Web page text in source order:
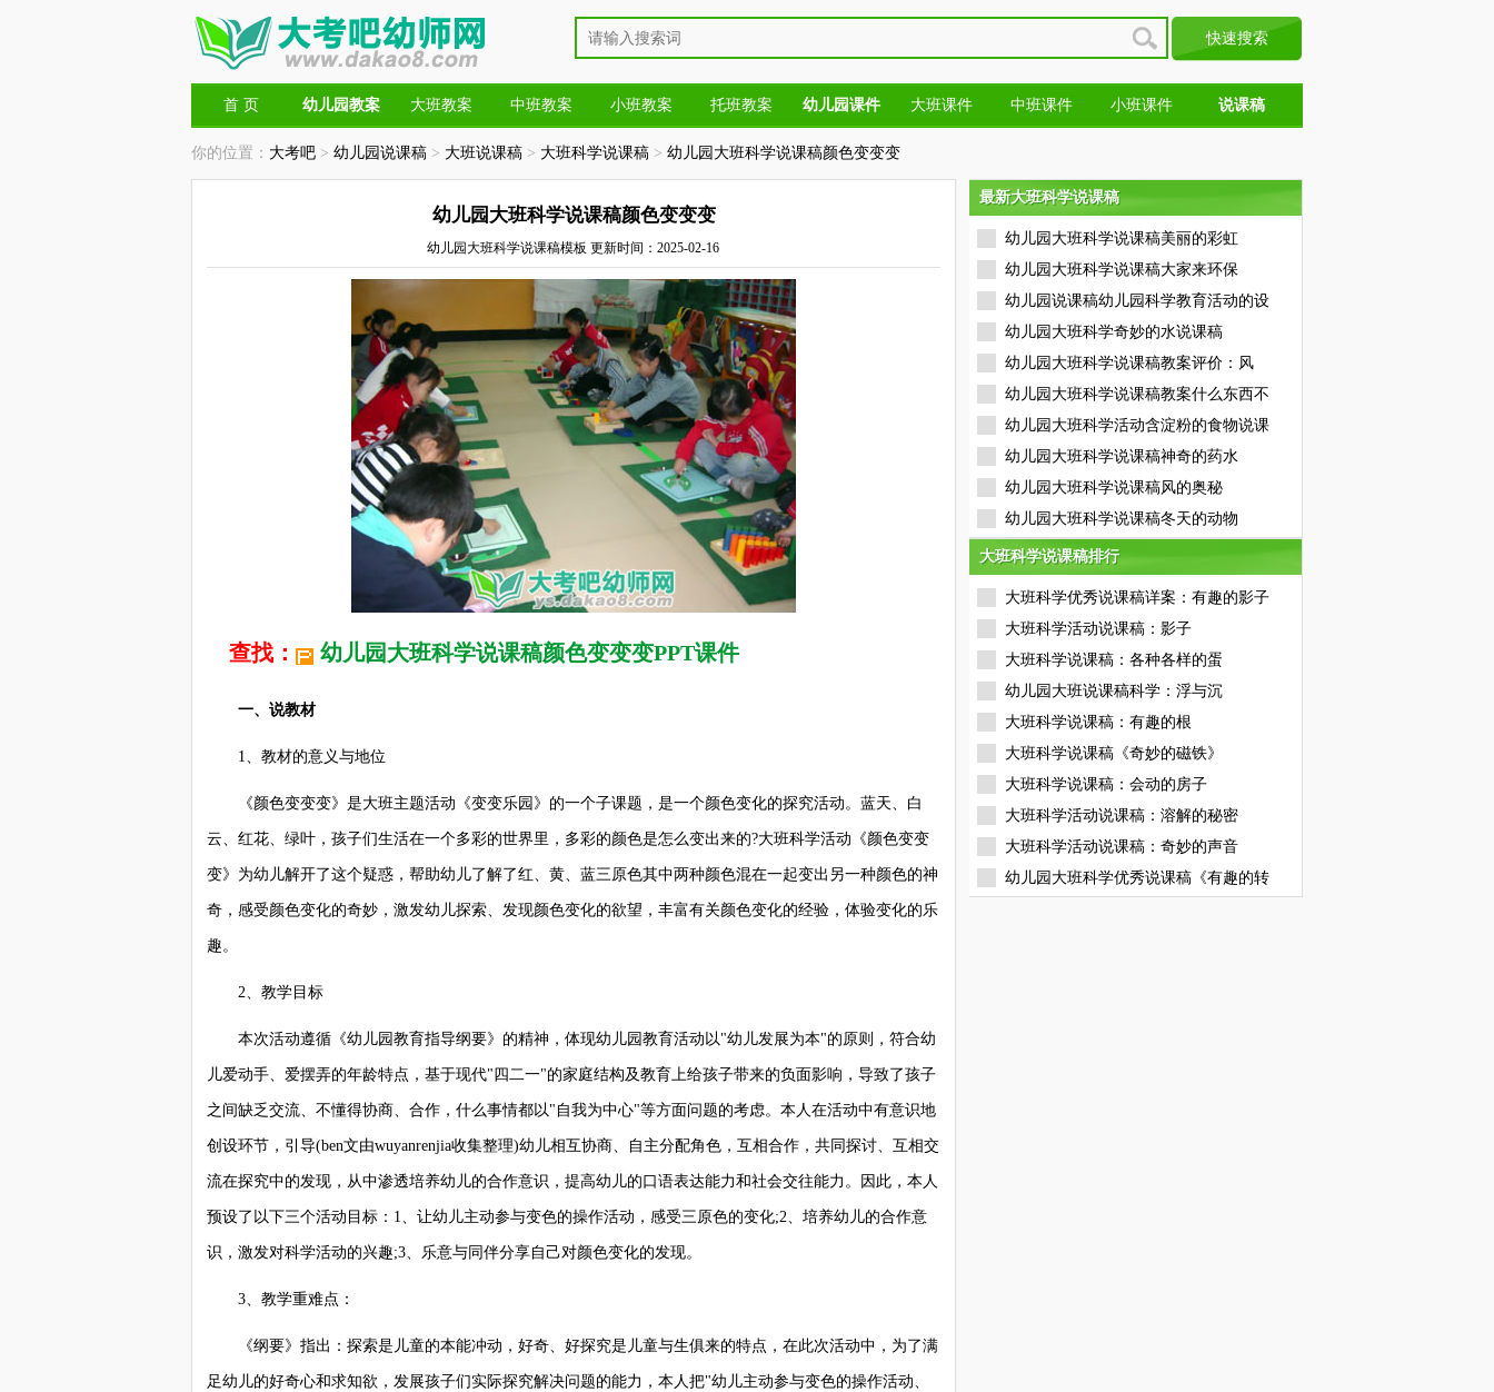
首 页 幼儿园教案 大班教案 中班教案 小班教案 托班教案 幼儿园课件 大班课件 中班课件 小班课件 说课稿
你的位置： 大考吧 > 幼儿园说课稿 > 大班说课稿 > 大班科学说课稿 > 幼儿园大班科学说课稿颜色变变变
幼儿园大班科学说课稿颜色变变变
幼儿园大班科学说课稿模板 更新时间：2025-02-16
查找： 幼儿园大班科学说课稿颜色变变变PPT课件
一、说教材
1、教材的意义与地位
《颜色变变变》是大班主题活动《变变乐园》的一个子课题，是一个颜色变化的探究活动。蓝天、白
云、红花、绿叶，孩子们生活在一个多彩的世界里，多彩的颜色是怎么变出来的?大班科学活动《颜色变变
变》为幼儿解开了这个疑惑，帮助幼儿了解了红、黄、蓝三原色其中两种颜色混在一起变出另一种颜色的神
奇，感受颜色变化的奇妙，激发幼儿探索、发现颜色变化的欲望，丰富有关颜色变化的经验，体验变化的乐
趣。
2、教学目标
本次活动遵循《幼儿园教育指导纲要》的精神，体现幼儿园教育活动以"幼儿发展为本"的原则，符合幼
儿爱动手、爱摆弄的年龄特点，基于现代"四二一"的家庭结构及教育上给孩子带来的负面影响，导致了孩子
之间缺乏交流、不懂得协商、合作，什么事情都以"自我为中心"等方面问题的考虑。本人在活动中有意识地
创设环节，引导(ben文由wuyanrenjia收集整理)幼儿相互协商、自主分配角色，互相合作，共同探讨、互相交
流在探究中的发现，从中渗透培养幼儿的合作意识，提高幼儿的口语表达能力和社会交往能力。因此，本人
预设了以下三个活动目标：1、让幼儿主动参与变色的操作活动，感受三原色的变化;2、培养幼儿的合作意
识，激发对科学活动的兴趣;3、乐意与同伴分享自己对颜色变化的发现。
3、教学重难点：
《纲要》指出：探索是儿童的本能冲动，好奇、好探究是儿童与生俱来的特点，在此次活动中，为了满
足幼儿的好奇心和求知欲，发展孩子们实际探究解决问题的能力，本人把"幼儿主动参与变色的操作活动、
最新大班科学说课稿
最新大班科学说课稿
幼儿园大班科学说课稿美丽的彩虹
幼儿园大班科学说课稿大家来环保
幼儿园说课稿幼儿园科学教育活动的设
幼儿园大班科学奇妙的水说课稿
幼儿园大班科学说课稿教案评价：风
幼儿园大班科学说课稿教案什么东西不
幼儿园大班科学活动含淀粉的食物说课
幼儿园大班科学说课稿神奇的药水
幼儿园大班科学说课稿风的奥秘
幼儿园大班科学说课稿冬天的动物
大班科学说课稿排行
大班科学说课稿排行
大班科学优秀说课稿详案：有趣的影子
大班科学活动说课稿：影子
大班科学说课稿：各种各样的蛋
幼儿园大班说课稿科学：浮与沉
大班科学说课稿：有趣的根
大班科学说课稿《奇妙的磁铁》
大班科学说课稿：会动的房子
大班科学活动说课稿：溶解的秘密
大班科学活动说课稿：奇妙的声音
幼儿园大班科学优秀说课稿《有趣的转